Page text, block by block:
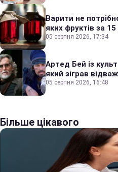
Варити не
яких фруктів за
05 серпня 2026, 17:34
Артед Бей із
який зіграв
05 серпня 2026, 16:48
Більше цікавого